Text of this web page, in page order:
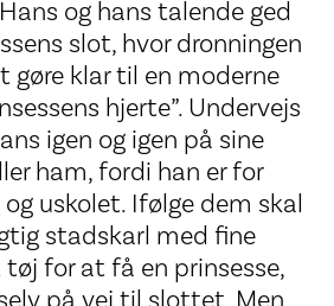
og hans talende ged
slot, hvor dronningen
gøre klar til en moderne
hjerte”. Undervejs
igen og igen på sine
ham, fordi han er for
uskolet. Ifølge dem skal
stadskarl med fine
for at få en prinsesse,